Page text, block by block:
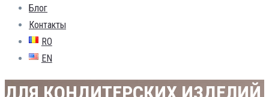
Блог
Контакты
RO
EN